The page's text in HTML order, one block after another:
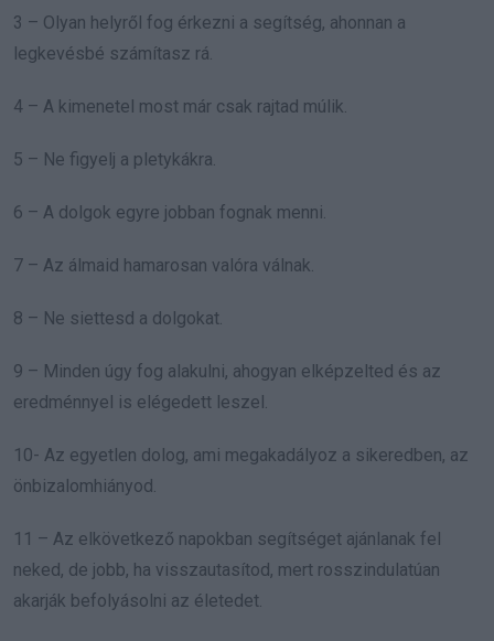
3 – Olyan helyről fog érkezni a segítség, ahonnan a
legkevésbé számítasz rá.
4 – A kimenetel most már csak rajtad múlik.
5 – Ne figyelj a pletykákra.
6 – A dolgok egyre jobban fognak menni.
7 – Az álmaid hamarosan valóra válnak.
8 – Ne siettesd a dolgokat.
9 – Minden úgy fog alakulni, ahogyan elképzelted és az
eredménnyel is elégedett leszel.
10- Az egyetlen dolog, ami megakadályoz a sikeredben, az
önbizalomhiányod.
11 – Az elkövetkező napokban segítséget ajánlanak fel
neked, de jobb, ha visszautasítod, mert rosszindulatúan
akarják befolyásolni az életedet.